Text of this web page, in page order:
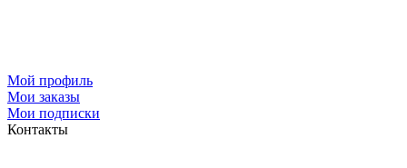
Мой профиль
Мои заказы
Мои подписки
Контакты